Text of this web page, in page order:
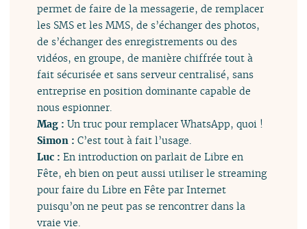
permet de faire de la messagerie, de remplacer
les SMS et les MMS, de s’échanger des photos,
de s’échanger des enregistrements ou des
vidéos, en groupe, de manière chiffrée tout à
fait sécurisée et sans serveur centralisé, sans
entreprise en position dominante capable de
nous espionner.
Mag :Un truc pour remplacer WhatsApp, quoi !
Simon :C’est tout à fait l’usage.
Luc :En introduction on parlait de Libre en
Fête, eh bien on peut aussi utiliser le streaming
pour faire du Libre en Fête par Internet
puisqu’on ne peut pas se rencontrer dans la
vraie vie.